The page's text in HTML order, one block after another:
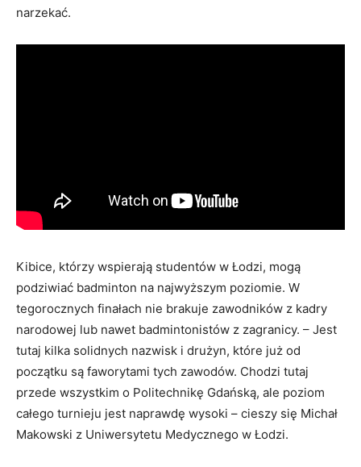
narzekać.
Kibice, którzy wspierają studentów w Łodzi, mogą
podziwiać badminton na najwyższym poziomie. W
tegorocznych finałach nie brakuje zawodników z kadry
narodowej lub nawet badmintonistów z zagranicy. – Jest
tutaj kilka solidnych nazwisk i drużyn, które już od
początku są faworytami tych zawodów. Chodzi tutaj
przede wszystkim o Politechnikę Gdańską, ale poziom
całego turnieju jest naprawdę wysoki – cieszy się Michał
Makowski z Uniwersytetu Medycznego w Łodzi.